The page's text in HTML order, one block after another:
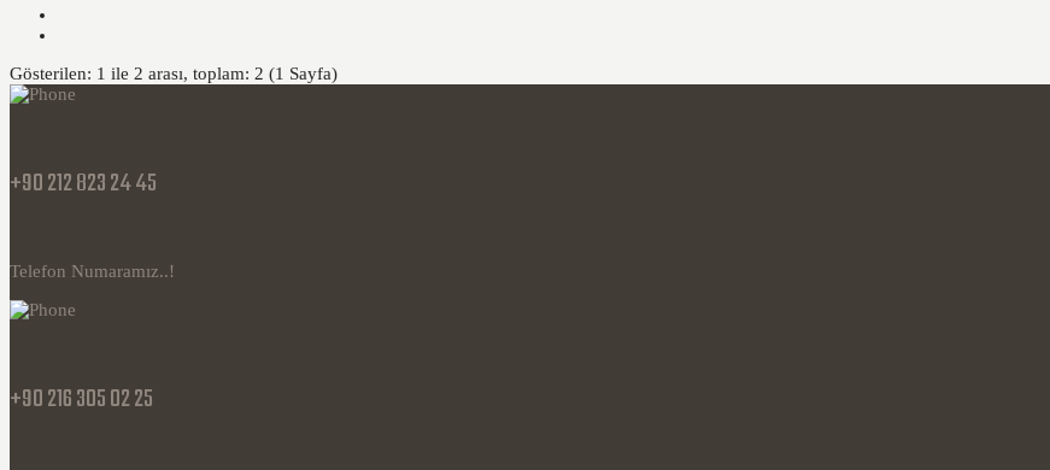
Gösterilen: 1 ile 2 arası, toplam: 2 (1 Sayfa)
+90 212 823 24 45
Telefon Numaramız..!
+90 216 305 02 25